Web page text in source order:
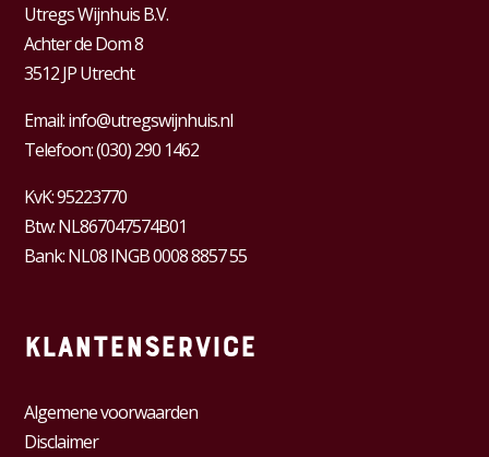
Utregs Wijnhuis B.V.
Achter de Dom 8
3512 JP Utrecht
Email:info@utregswijnhuis.nl
Telefoon:(030) 290 1462
KvK:95223770
Btw:NL867047574B01
Bank: NL08 INGB 0008 8857 55
Klantenservice
Algemene voorwaarden
Disclaimer